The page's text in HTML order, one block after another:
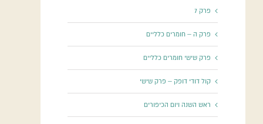
פרק 7
פרק ה – חומרים כלליים
פרק שישי חומרים כלליים
קול דודי דופק – פרק שישי
ראש השנה ויום הכיפורים